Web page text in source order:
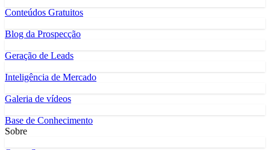
Conteúdos Gratuitos
Blog da Prospecção
Geração de Leads
Inteligência de Mercado
Galeria de vídeos
Base de Conhecimento
Sobre